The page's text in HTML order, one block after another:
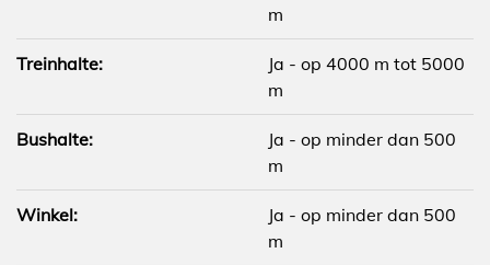
m
Treinhalte:
Ja - op 4000 m tot 5000
m
Bushalte:
Ja - op minder dan 500
m
Winkel:
Ja - op minder dan 500
m